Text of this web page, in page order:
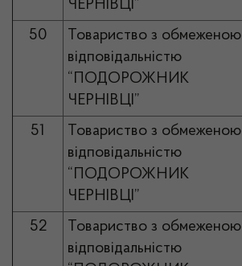
ЧЕРНІВЦІ”
50
Товариство з обмеженою
відповідальністю
“ПОДОРОЖНИК
ЧЕРНІВЦІ”
51
Товариство з обмеженою
відповідальністю
“ПОДОРОЖНИК
ЧЕРНІВЦІ”
52
Товариство з обмеженою
відповідальністю